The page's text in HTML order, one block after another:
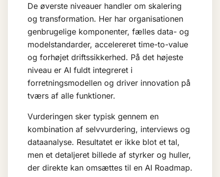
De øverste niveauer handler om skalering
og transformation. Her har organisationen
genbrugelige komponenter, fælles data- og
modelstandarder, accelereret time-to-value
og forhøjet driftssikkerhed. På det højeste
niveau er AI fuldt integreret i
forretningsmodellen og driver innovation på
tværs af alle funktioner.
Vurderingen sker typisk gennem en
kombination af selvvurdering, interviews og
dataanalyse. Resultatet er ikke blot et tal,
men et detaljeret billede af styrker og huller,
der direkte kan omsættes til en AI Roadmap.